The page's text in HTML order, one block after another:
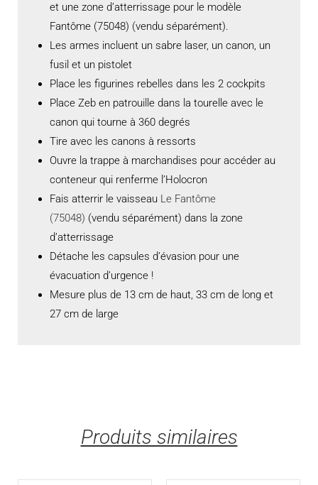
et une zone d’atterrissage pour le modèle
Fantôme (75048) (vendu séparément).
Les armes incluent un sabre laser, un canon, un
fusil et un pistolet
Place les figurines rebelles dans les 2 cockpits
Place Zeb en patrouille dans la tourelle avec le
canon qui tourne à 360 degrés
Tire avec les canons à ressorts
Ouvre la trappe à marchandises pour accéder au
conteneur qui renferme l’Holocron
Fais atterrir le vaisseau Le Fantôme
(75048) (vendu séparément) dans la zone
d’atterrissage
Détache les capsules d’évasion pour une
évacuation d’urgence !
Mesure plus de 13 cm de haut, 33 cm de long et
27 cm de large
Produits similaires